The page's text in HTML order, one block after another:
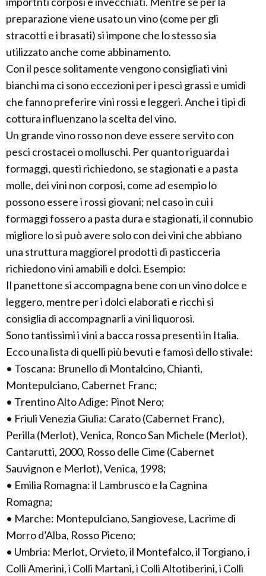
preparazione viene usato un vino (come per gli
stracotti e i brasati) si impone che lo stesso sia
utilizzato anche come abbinamento.
Con il pesce solitamente vengono consigliati vini
bianchi ma ci sono eccezioni per i pesci grassi e umidi
che fanno preferire vini rossi e leggeri. Anche i tipi di
cottura influenzano la scelta del vino.
Un grande vino rosso non deve essere servito con
pesci crostacei o molluschi. Per quanto riguarda i
formaggi, questi richiedono, se stagionati e a pasta
molle, dei vini non corposi, come ad esempio lo
possono essere i rossi giovani; nel caso in cui i
formaggi fossero a pasta dura e stagionati, il connubio
migliore lo si può avere solo con dei vini che abbiano
una struttura maggioreI prodotti di pasticceria
richiedono vini amabili e dolci. Esempio:
Il panettone si accompagna bene con un vino dolce e
leggero, mentre per i dolci elaborati e ricchi si
consiglia di accompagnarli a vini liquorosi.
Sono tantissimi i vini a bacca rossa presenti in Italia.
Ecco una lista di quelli più bevuti e famosi dello stivale:
• Toscana: Brunello di Montalcino, Chianti,
Montepulciano, Cabernet Franc;
• Trentino Alto Adige: Pinot Nero;
• Friuli Venezia Giulia: Carato (Cabernet Franc),
Perilla (Merlot), Venica, Ronco San Michele (Merlot),
Cantarutti, 2000, Rosso delle Cime (Cabernet
Sauvignon e Merlot), Venica, 1998;
• Emilia Romagna: il Lambrusco e la Cagnina
Romagna;
• Marche: Montepulciano, Sangiovese, Lacrime di
Morro d’Alba, Rosso Piceno;
• Umbria: Merlot, Orvieto, il Montefalco, il Torgiano, i
Colli Amerini, i Colli Martani, i Colli Altotiberini, i Colli